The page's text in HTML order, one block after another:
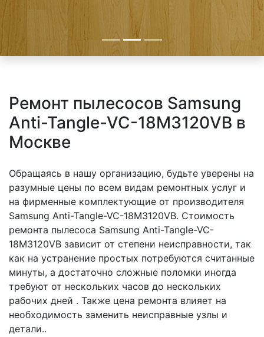
Ремонт пылесосов Samsung
Anti-Tangle-VC-18M3120VB в
Москве
Обращаясь в нашу организацию, будьте уверены на
разумные цены по всем видам ремонтных услуг и
на фирменные комплектующие от производителя
Samsung Anti-Tangle-VC-18M3120VB. Стоимость
ремонта пылесоса Samsung Anti-Tangle-VC-
18M3120VB зависит от степени неисправности, так
как на устранение простых потребуются считанные
минуты, а достаточно сложные поломки иногда
требуют от нескольких часов до нескольких
рабочих дней . Также цена ремонта влияет на
необходимость заменить неисправные узлы и
детали..